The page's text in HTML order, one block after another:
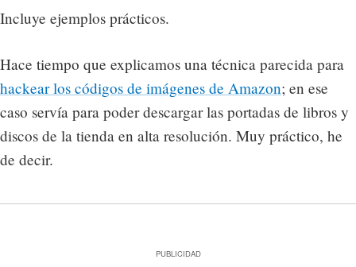
Incluye ejemplos prácticos.
Hace tiempo que explicamos una técnica parecida para
hackear los códigos de imágenes de Amazon; en ese
caso servía para poder descargar las portadas de libros y
discos de la tienda en alta resolución. Muy práctico, he
de decir.
PUBLICIDAD